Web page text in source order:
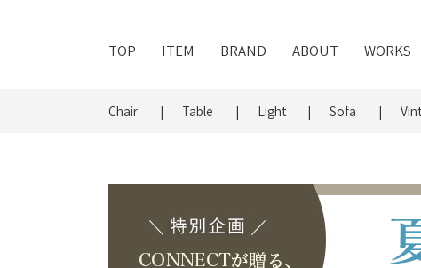
TOP ITEM BRAND ABOUT WORKS
Chair Table Light Sofa